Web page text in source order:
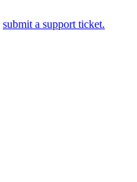
submit a support ticket.